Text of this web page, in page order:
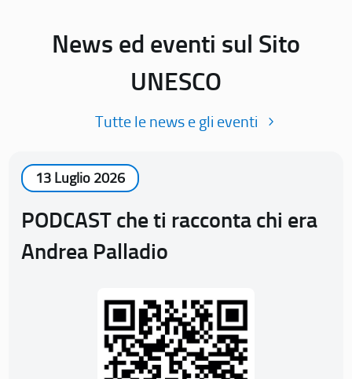
News ed eventi sul Sito
UNESCO
Tutte le news e gli eventi
13 Luglio 2026
PODCAST che ti racconta chi era
Andrea Palladio